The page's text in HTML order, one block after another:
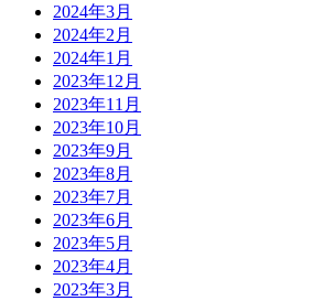
2024年3月
2024年2月
2024年1月
2023年12月
2023年11月
2023年10月
2023年9月
2023年8月
2023年7月
2023年6月
2023年5月
2023年4月
2023年3月